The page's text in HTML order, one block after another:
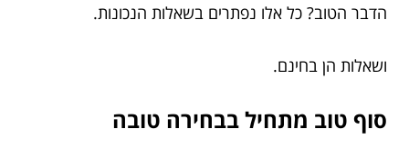
הדבר הטוב? כל אלו נפתרים בשאלות הנכונות.
ושאלות הן בחינם.
סוף טוב מתחיל בבחירה טובה